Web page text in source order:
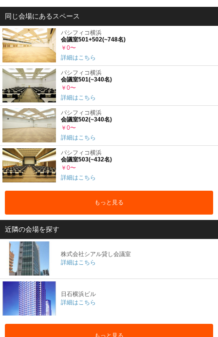
同じ会場にあるスペース
パシフィコ横浜
会議室501+502(~748名)
￥0〜
詳細はこちら
パシフィコ横浜
会議室501(~340名)
￥0〜
詳細はこちら
パシフィコ横浜
会議室502(~340名)
￥0〜
詳細はこちら
パシフィコ横浜
会議室503(~432名)
￥0〜
詳細はこちら
もっと見る
近隣の会場を探す
株式会社シアル貸し会議室
詳細はこちら
日石横浜ビル
詳細はこちら
もっと見る